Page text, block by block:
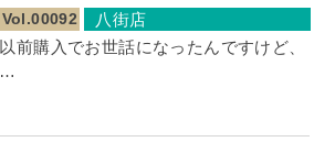
Vol.00092
八街店
以前購入でお世話になったんですけど、
…